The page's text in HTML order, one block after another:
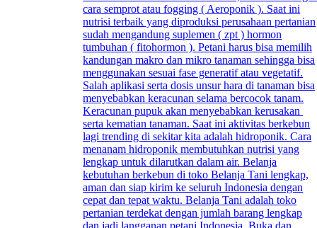
cara semprot atau fogging ( Aeroponik ). Saat ini
nutrisi terbaik yang diproduksi perusahaan pertanian
sudah mengandung suplemen ( zpt ) hormon
tumbuhan ( fitohormon ). Petani harus bisa memilih
kandungan makro dan mikro tanaman sehingga bisa
menggunakan sesuai fase generatif atau vegetatif.
Salah aplikasi serta dosis unsur hara di tanaman bisa
menyebabkan keracunan selama bercocok tanam.
Keracunan pupuk akan menyebabkan kerusakan
serta kematian tanaman. Saat ini aktivitas berkebun
lagi trending di sekitar kita adalah hidroponik. Cara
menanam hidroponik membutuhkan nutrisi yang
lengkap untuk dilarutkan dalam air. Belanja
kebutuhan berkebun di toko Belanja Tani lengkap,
aman dan siap kirim ke seluruh Indonesia dengan
cepat dan tepat waktu. Belanja Tani adalah toko
pertanian terdekat dengan jumlah barang lengkap
dan jadi langganan petani Indonesia. Buka dan